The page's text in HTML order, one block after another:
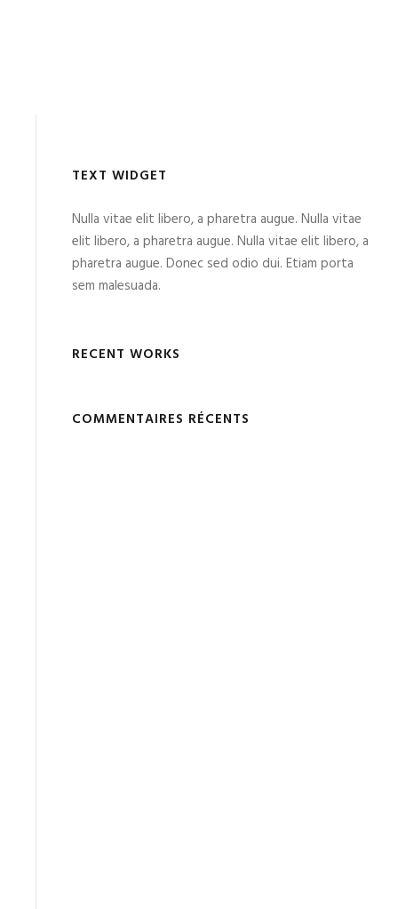
TEXT WIDGET
Nulla vitae elit libero, a pharetra augue. Nulla vitae
elit libero, a pharetra augue. Nulla vitae elit libero, a
pharetra augue. Donec sed odio dui. Etiam porta
sem malesuada.
RECENT WORKS
COMMENTAIRES RÉCENTS